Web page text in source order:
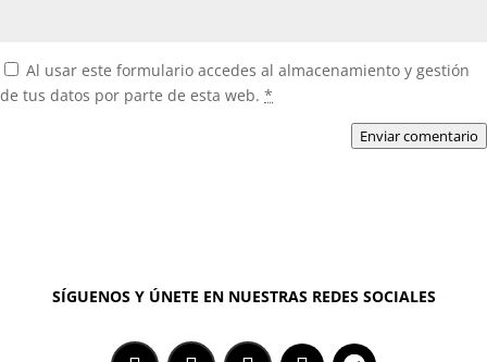
Al usar este formulario accedes al almacenamiento y gestión
de tus datos por parte de esta web. *
Enviar comentario
SÍGUENOS Y ÚNETE EN NUESTRAS REDES SOCIALES